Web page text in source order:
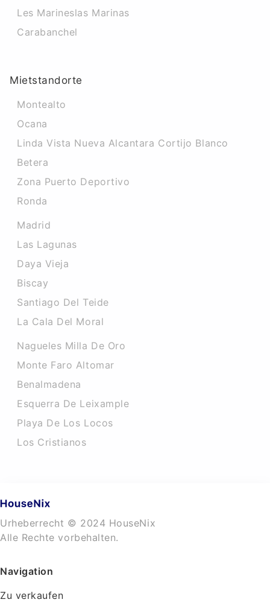
Les Marineslas Marinas
Carabanchel
Mietstandorte
Montealto
Ocana
Linda Vista Nueva Alcantara Cortijo Blanco
Betera
Zona Puerto Deportivo
Ronda
Madrid
Las Lagunas
Daya Vieja
Biscay
Santiago Del Teide
La Cala Del Moral
Nagueles Milla De Oro
Monte Faro Altomar
Benalmadena
Esquerra De Leixample
Playa De Los Locos
Los Cristianos
Urheberrecht © 2024 HouseNix
Alle Rechte vorbehalten.
Navigation
Zu verkaufen